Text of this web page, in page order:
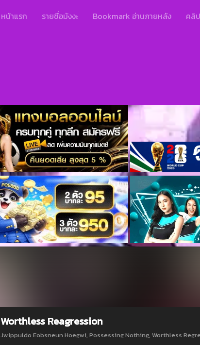
หน้าแรก รายชื่อมังงะ Bookmark อ่านภายหลัง คลิ
Worthless Reagression
Jwippuldo Eobsneun Hoegwi, Possessing Nothing, Worthless